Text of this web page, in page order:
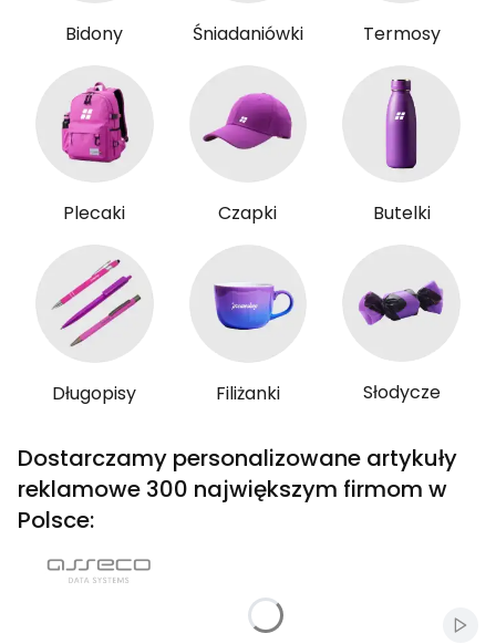
Bidony Śniadaniówki Termosy
Plecaki Czapki Butelki
Długopisy Filiżanki Słodycze
Dostarczamy personalizowane artykuły
reklamowe 300 największym firmom w
Polsce: